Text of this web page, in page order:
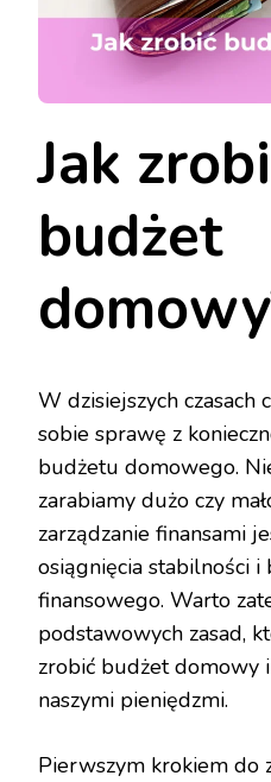
Jak
budżet
W dzisiejszych czasach
sobie sprawę z
budżetu domowego.
zarabiamy dużo czy
zarządzanie finansami
osiągnięcia stabilności i
finansowego. Warto
podstawowych zasad,
zrobić budżet domowy
naszymi pieniędzmi.
Pierwszym krokiem do